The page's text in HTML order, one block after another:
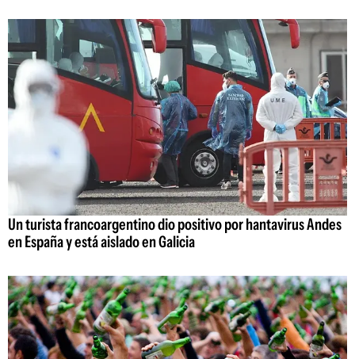
Un turista francoargentino dio positivo por hantavirus Andes
en España y está aislado en Galicia